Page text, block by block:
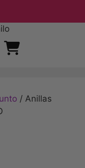
/ Anillas